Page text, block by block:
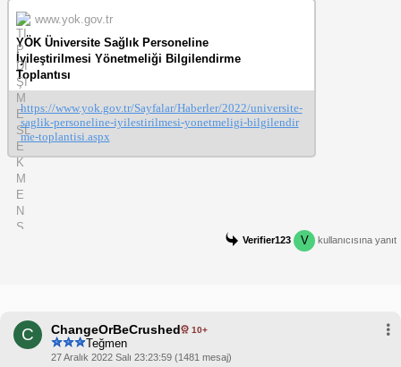
www.yok.gov.tr
YÖK Üniversite Sağlık Personeline
İyileştirilmesi Yönetmeliği Bilgilendirme
Toplantısı
https://www.yok.gov.tr/Sayfalar/Haberler/2022/universite-
saglik-personeline-iyilestirilmesi-yonetmeligi-bilgilendir
me-toplantisi.aspx
Verifier123 V kullanıcısına yanıt
C ChangeOrBeCrushed 10+
Teğmen
27 Aralık 2022 Salı 23:23:59 (1481 mesaj)